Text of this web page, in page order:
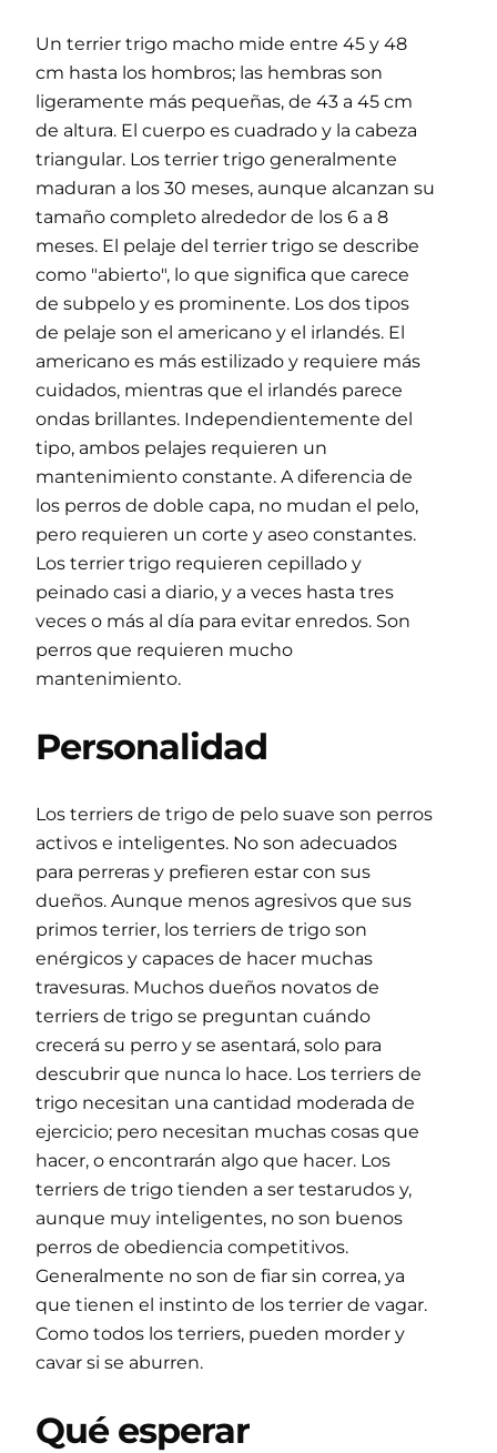
Un terrier trigo macho mide entre 45 y 48
cm hasta los hombros; las hembras son
ligeramente más pequeñas, de 43 a 45 cm
de altura. El cuerpo es cuadrado y la cabeza
triangular. Los terrier trigo generalmente
maduran a los 30 meses, aunque alcanzan su
tamaño completo alrededor de los 6 a 8
meses. El pelaje del terrier trigo se describe
como "abierto", lo que significa que carece
de subpelo y es prominente. Los dos tipos
de pelaje son el americano y el irlandés. El
americano es más estilizado y requiere más
cuidados, mientras que el irlandés parece
ondas brillantes. Independientemente del
tipo, ambos pelajes requieren un
mantenimiento constante. A diferencia de
los perros de doble capa, no mudan el pelo,
pero requieren un corte y aseo constantes.
Los terrier trigo requieren cepillado y
peinado casi a diario, y a veces hasta tres
veces o más al día para evitar enredos. Son
perros que requieren mucho
mantenimiento.
Personalidad
Los terriers de trigo de pelo suave son perros
activos e inteligentes. No son adecuados
para perreras y prefieren estar con sus
dueños. Aunque menos agresivos que sus
primos terrier, los terriers de trigo son
enérgicos y capaces de hacer muchas
travesuras. Muchos dueños novatos de
terriers de trigo se preguntan cuándo
crecerá su perro y se asentará, solo para
descubrir que nunca lo hace. Los terriers de
trigo necesitan una cantidad moderada de
ejercicio; pero necesitan muchas cosas que
hacer, o encontrarán algo que hacer. Los
terriers de trigo tienden a ser testarudos y,
aunque muy inteligentes, no son buenos
perros de obediencia competitivos.
Generalmente no son de fiar sin correa, ya
que tienen el instinto de los terrier de vagar.
Como todos los terriers, pueden morder y
cavar si se aburren.
Qué esperar